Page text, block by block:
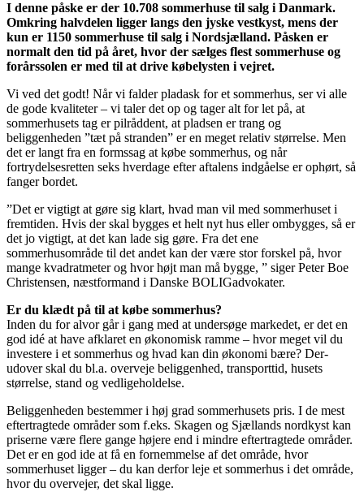
I denne påske er der 10.708 sommerhuse til salg i Danmark.
Omkring halvdelen ligger langs den jyske vestkyst, mens der
kun er 1150 sommerhuse til salg i Nordsjælland. Påsken er
normalt den tid på året, hvor der sælges flest sommerhuse og
forårssolen er med til at drive købelysten i vejret.
Vi ved det godt! Når vi falder pladask for et sommerhus, ser vi alle
de gode kvaliteter – vi taler det op og tager alt for let på, at
sommerhusets tag er pilråddent, at pladsen er trang og
beliggenheden ”tæt på stranden” er en meget relativ størrelse. Men
det er langt fra en formssag at købe sommerhus, og når
fortrydelsesretten seks hverdage efter aftalens indgåelse er ophørt, så
fanger bordet.
”Det er vigtigt at gøre sig klart, hvad man vil med sommerhuset i
fremtiden. Hvis der skal bygges et helt nyt hus eller ombygges, så er
det jo vigtigt, at det kan lade sig gøre. Fra det ene
sommerhusområde til det andet kan der være stor forskel på, hvor
mange kvadratmeter og hvor højt man må bygge, ” siger Peter Boe
Christensen, næstformand i Danske BOLIGadvokater.
Er du klædt på til at købe sommerhus?
Inden du for alvor går i gang med at undersøge markedet, er det en
god idé at have afklaret en økonomisk ramme – hvor meget vil du
investere i et sommerhus og hvad kan din økonomi bære? Der-
udover skal du bl.a. overveje beliggenhed, transporttid, husets
størrelse, stand og vedligeholdelse.
Beliggenheden bestemmer i høj grad sommerhusets pris. I de mest
eftertragtede områder som f.eks. Skagen og Sjællands nordkyst kan
priserne være flere gange højere end i mindre eftertragtede områder.
Det er en god ide at få en fornemmelse af det område, hvor
sommerhuset ligger – du kan derfor leje et sommerhus i det område,
hvor du overvejer, det skal ligge.